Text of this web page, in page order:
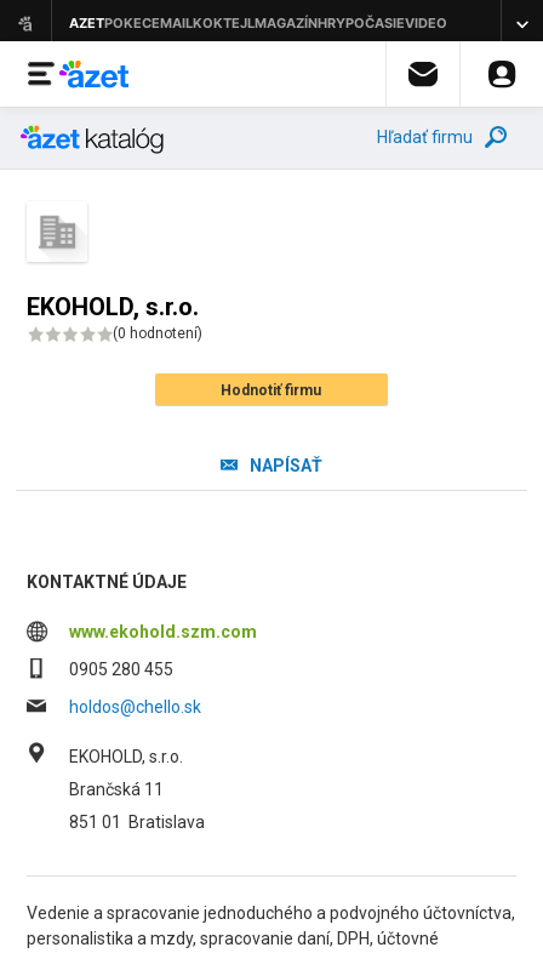
Hľadať firmu
EKOHOLD, s.r.o.
(0 hodnotení)
Hodnotiť firmu
NAPÍSAŤ
KONTAKTNÉ ÚDAJE
www.ekohold.szm.com
0905 280 455
holdos@chello.sk
EKOHOLD, s.r.o.
Brančská 11
851 01
Bratislava
Vedenie a spracovanie jednoduchého a podvojného účtovníctva,
personalistika a mzdy, spracovanie daní, DPH, účtovné